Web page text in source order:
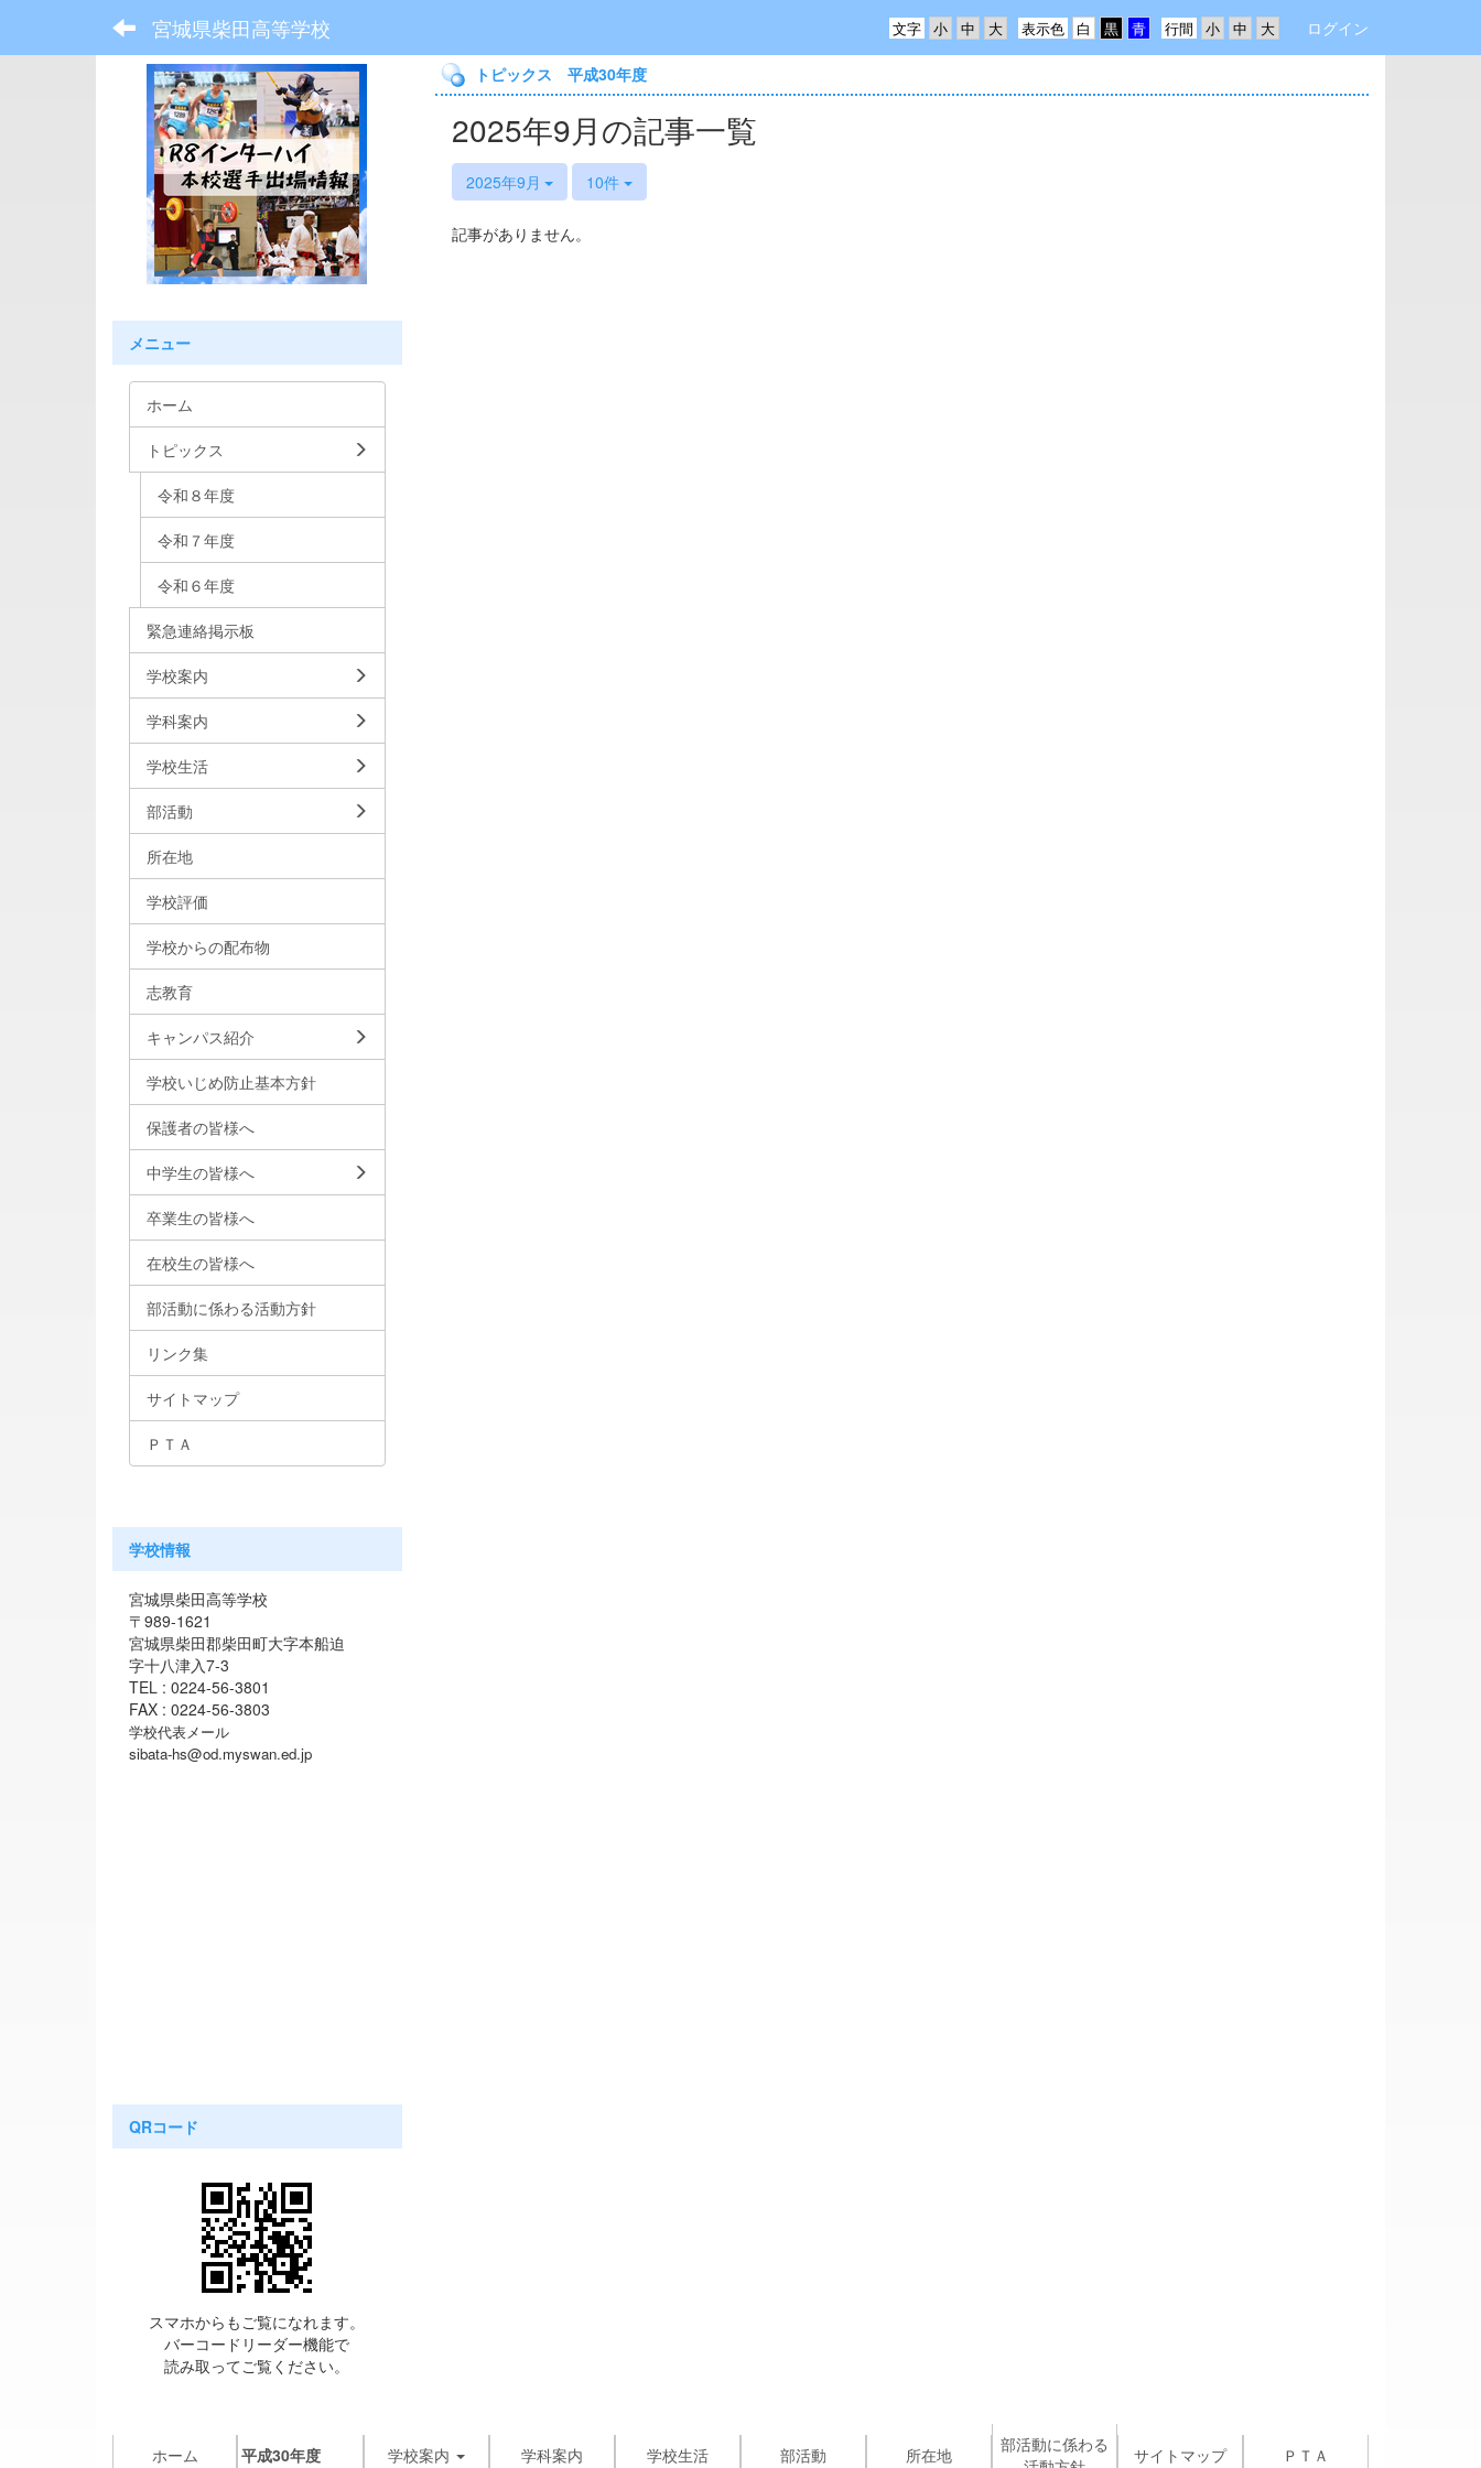
宮城県柴田高等学校 行間
表示色
文字 ログイン
トピックス 平成30年度
2025年9月の記事一覧
2025年9月 10件
記事がありません。
メニュー
ホーム
トピックス
令和８年度
令和７年度
令和６年度
緊急連絡掲示板
学校案内
学科案内
学校生活
部活動
所在地
学校評価
学校からの配布物
志教育
キャンパス紹介
学校いじめ防止基本方針
保護者の皆様へ
中学生の皆様へ
卒業生の皆様へ
在校生の皆様へ
部活動に係わる活動方針
リンク集
サイトマップ
ＰＴＡ
学校情報
宮城県柴田高等学校
〒989-1621
宮城県柴田郡柴田町大字本船迫
字十八津入7-3
TEL : 0224-56-3801
FAX : 0224-56-3803
学校代表メール
sibata-hs@od.myswan.ed.jp
QRコード
スマホからもご覧になれます。
バーコードリーダー機能で
読み取ってご覧ください。
ホーム 平成30年度 学校案内 学科案内 学校生活 部活動 所在地
部活動に係わる
サイトマップ ＰＴＡ